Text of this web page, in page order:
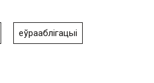
еўрааблігацыі